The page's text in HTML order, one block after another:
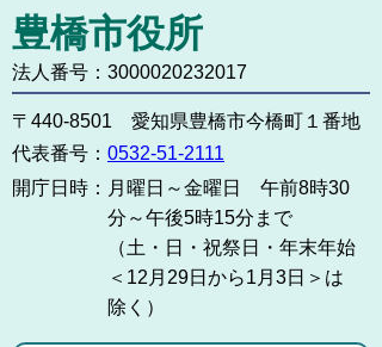
豊橋市役所
法人番号：3000020232017
〒440-8501 愛知県豊橋市今橋町１番地
代表番号： 0532-51-2111
開庁日時： 月曜日～金曜日 午前8時30
分～午後5時15分まで
（土・日・祝祭日・年末年始
＜12月29日から1月3日＞は
除く）